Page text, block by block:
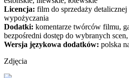
Licencja: film do sprzedaży
wypożyczania
Dodatki: komentarze twórców filmu,
bezpośredni dostęp do wybranych
Wersja językowa dodatków: polska
Zdjęcia